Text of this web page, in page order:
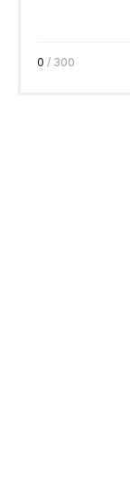
0 / 300